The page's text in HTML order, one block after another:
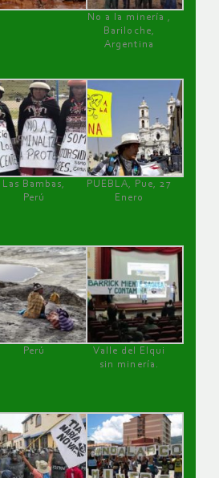
No a la minería ,
Bariloche,
Argentina
Las Bambas,
Perú
PUEBLA, Pue, 27
Enero
Perú
Valle del Elqui
sin minería.